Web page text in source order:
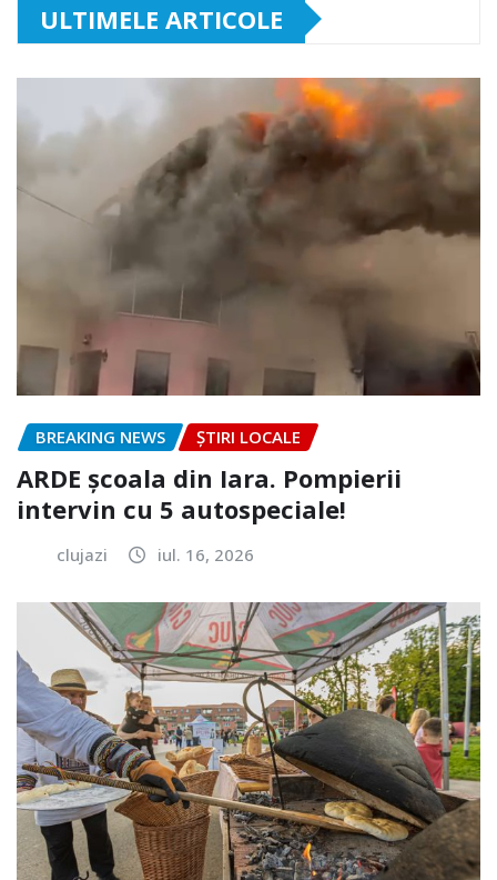
ULTIMELE ARTICOLE
BREAKING NEWS ȘTIRI LOCALE
ARDE școala din Iara. Pompierii
intervin cu 5 autospeciale!
clujazi iul. 16, 2026